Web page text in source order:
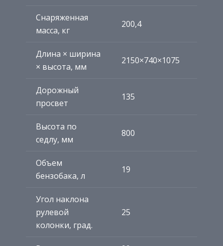
Снаряженная
масса, кг
200,4
Длина × ширина
× высота, мм
2150×740×1075
Дорожный
просвет
135
Высота по
седлу, мм
800
Объем
бензобака, л
19
Угол наклона
рулевой
колонки, град.
25